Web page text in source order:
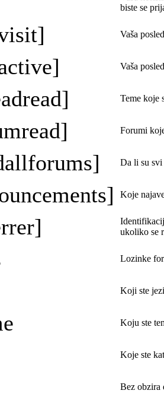
biste se
Vaša
Vaša
Teme koje
Forumi
Da li su
Koje
ukoliko se
Lozinke
Koji ste
Koju ste
Koje ste
Bez obzira